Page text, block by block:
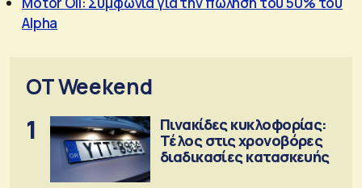
Alpha
OT Weekend
1
Πινακίδες κυκλοφορίας:
Τέλος στις χρονοβόρες
διαδικασίες κατασκευής